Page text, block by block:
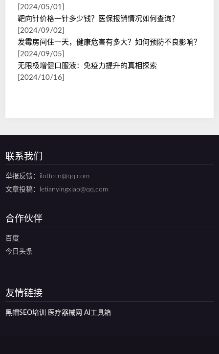
[2024/05/01]
靶向针价格一针多少钱？医保报销情况如何查询？
[2024/09/02]
发霉房间住一天，健康危害有多大？如何预防不良影响？
[2024/09/05]
无限极增健口服液：免疫力提升的真相探索
[2024/10/16]
联系我们
举报反馈：ilottecn@qq.com
文章投稿：letianyingxiao@qq.com
合作伙伴
百度
今日头条
友情链接
黑帽SEO培训 医疗器械网 AI工具箱